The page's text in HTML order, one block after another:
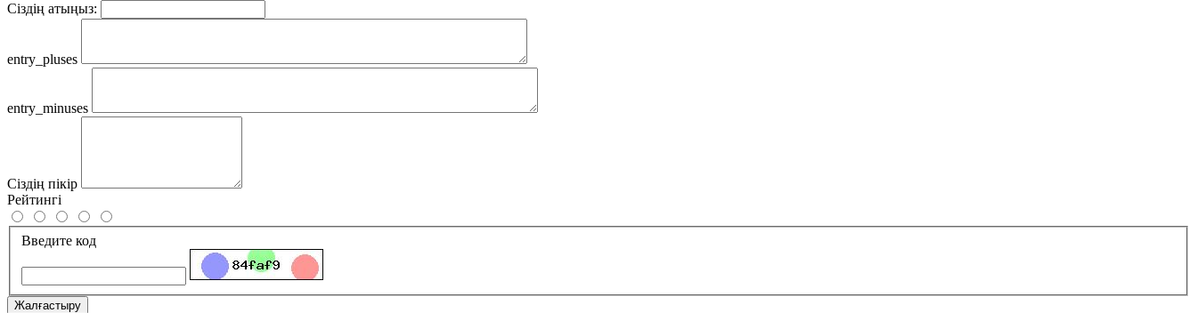
Сіздің атыңыз:
entry_pluses
entry_minuses
Сіздің пікір
Рейтингі
Введите код
Жалғастыру